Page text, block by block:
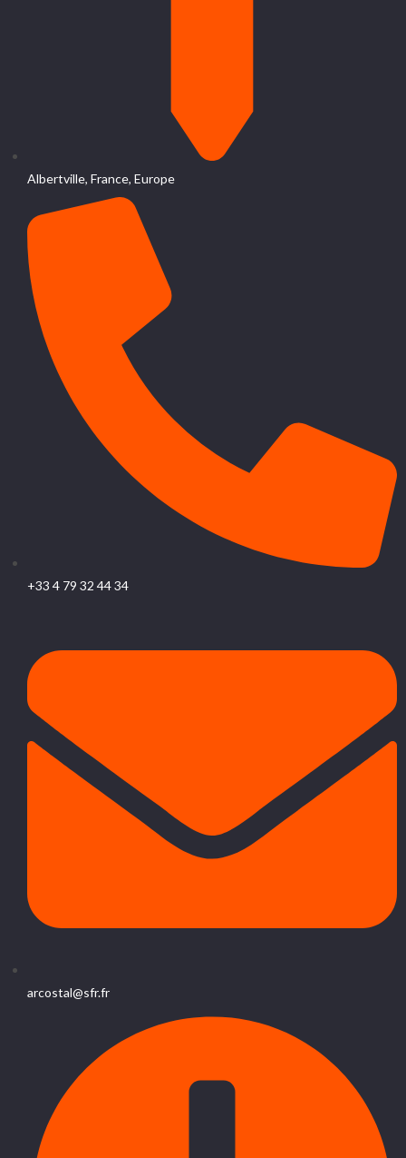
Albertville, France, Europe
+33 4 79 32 44 34
arcostal@sfr.fr